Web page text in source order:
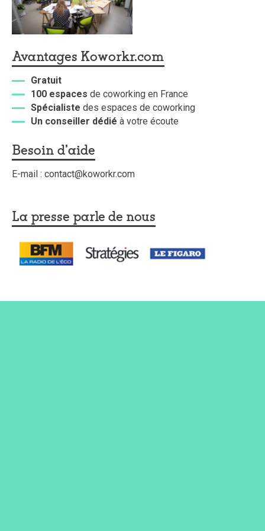
Avantages Koworkr.com
Gratuit
100 espaces de coworking en France
Spécialiste des espaces de coworking
Un conseiller dédié à votre écoute
Besoin d'aide
E-mail : contact@koworkr.com
La presse parle de nous